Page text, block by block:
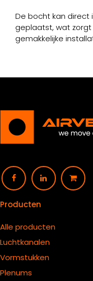
De bocht kan direct
geplaatst, wat
gemakkelijke
Producten
Alle producten
Luchtkanalen
Vormstukken
Plenums